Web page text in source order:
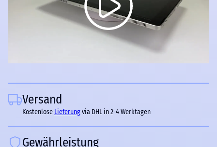
Versand
Kostenlose Lieferungvia DHL in 2-4 Werktagen
Gewährleistung